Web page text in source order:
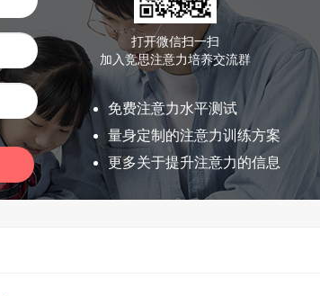
打开微信扫一扫
加入竞思注意力培养交流群
免费注意力水平测试
量身定制的注意力训练方案
更多关于提升注意力的信息